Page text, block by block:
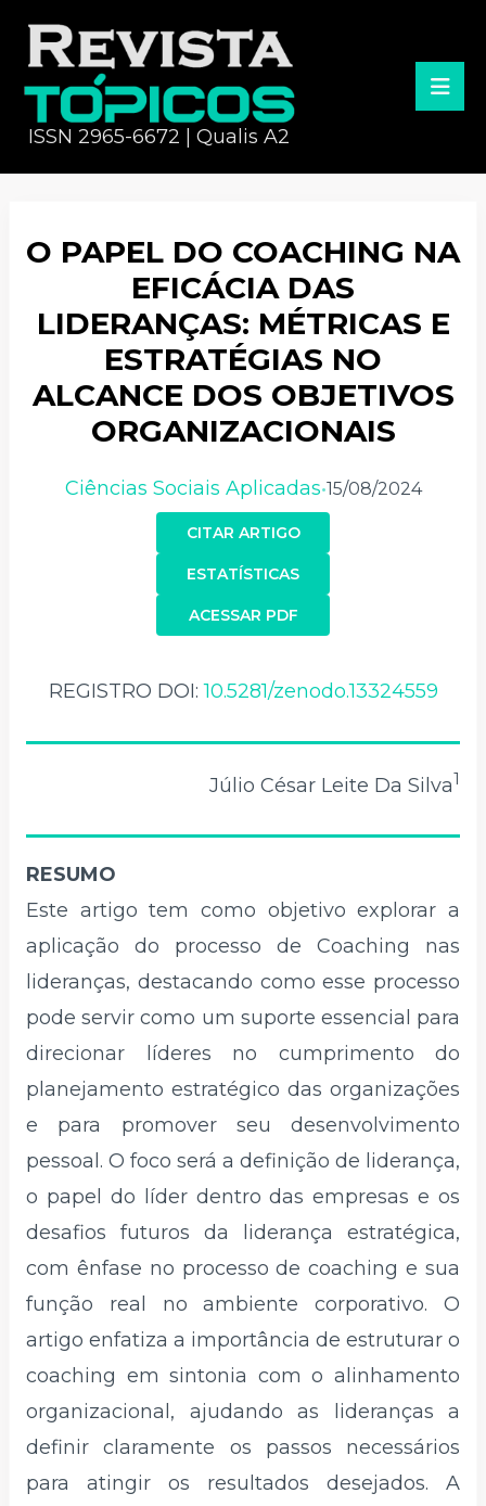
ISSN 2965-6672 | Qualis A2
O PAPEL DO COACHING NA
EFICÁCIA DAS
LIDERANÇAS: MÉTRICAS E
ESTRATÉGIAS NO
ALCANCE DOS OBJETIVOS
ORGANIZACIONAIS
Ciências Sociais Aplicadas•15/08/2024
CITAR ARTIGO
ACESSAR PDF
ESTATÍSTICAS
REGISTRO DOI:10.5281/zenodo.13324559
Júlio César Leite Da Silva1
RESUMO
Este artigo tem como objetivo explorar a
aplicação do processo de Coaching nas
lideranças, destacando como esse processo
pode servir como um suporte essencial para
direcionar líderes no cumprimento do
planejamento estratégico das organizações
e para promover seu desenvolvimento
pessoal. O foco será a definição de liderança,
o papel do líder dentro das empresas e os
desafios futuros da liderança estratégica,
com ênfase no processo de coaching e sua
função real no ambiente corporativo. O
artigo enfatiza a importância de estruturar o
coaching em sintonia com o alinhamento
organizacional, ajudando as lideranças a
definir claramente os passos necessários
para atingir os resultados desejados. A